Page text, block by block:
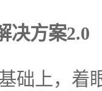
决方案2.0
础上，着